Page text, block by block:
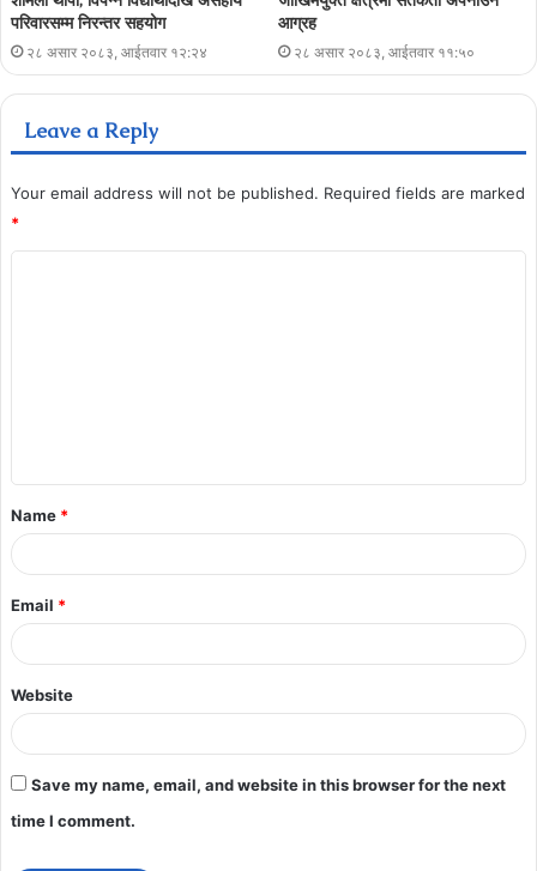
परिवारसम्म निरन्तर सहयोग
२८ असार २०८३, आईतवार १२:२४
आग्रह
२८ असार २०८३, आईतवार ११:५०
Leave a Reply
Your email address will not be published. Required fields are marked
*
Name *
Email *
Website
Save my name, email, and website in this browser for the next
time I comment.